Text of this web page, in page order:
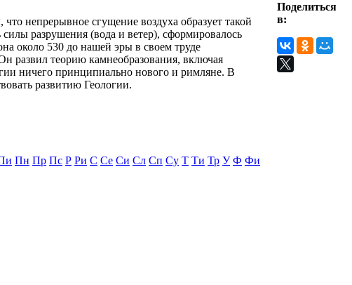
непрерывное сгущение воздуха образует такой
разрушения (вода и ветер), сформировалось
около 530 до нашей эры в своем труде
развил теорию камнеобразования, включая
ничего принципиально нового и римляне. В
развитию Геологии.
Пн Пр Пс Р Ри С Се Си Сл Сп Су Т Ти Тр У Ф Фи
Поделиться
в: